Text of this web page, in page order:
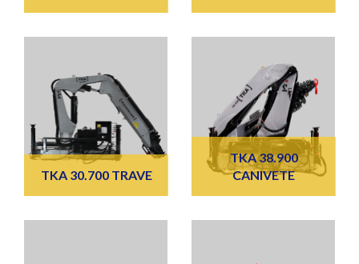
TKA 30.700 TRAVE
TKA 38.900
CANIVETE